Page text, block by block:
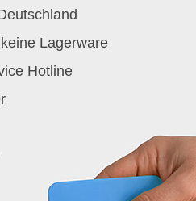
Lagerware
Hotline